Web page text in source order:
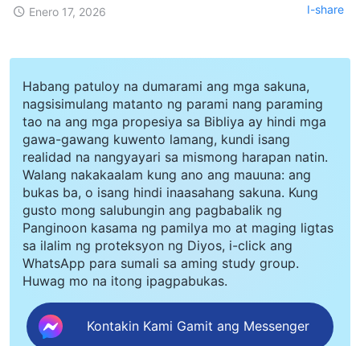
Enero 17, 2026 I-share
Habang patuloy na dumarami ang mga sakuna,
nagsisimulang matanto ng parami nang paraming
tao na ang mga propesiya sa Bibliya ay hindi mga
gawa-gawang kuwento lamang, kundi isang
realidad na nangyayari sa mismong harapan natin.
Walang nakakaalam kung ano ang mauuna: ang
bukas ba, o isang hindi inaasahang sakuna. Kung
gusto mong salubungin ang pagbabalik ng
Panginoon kasama ng pamilya mo at maging ligtas
sa ilalim ng proteksyon ng Diyos, i-click ang
WhatsApp para sumali sa aming study group.
Huwag mo na itong ipagpabukas.
Kontakin Kami Gamit ang Messenger